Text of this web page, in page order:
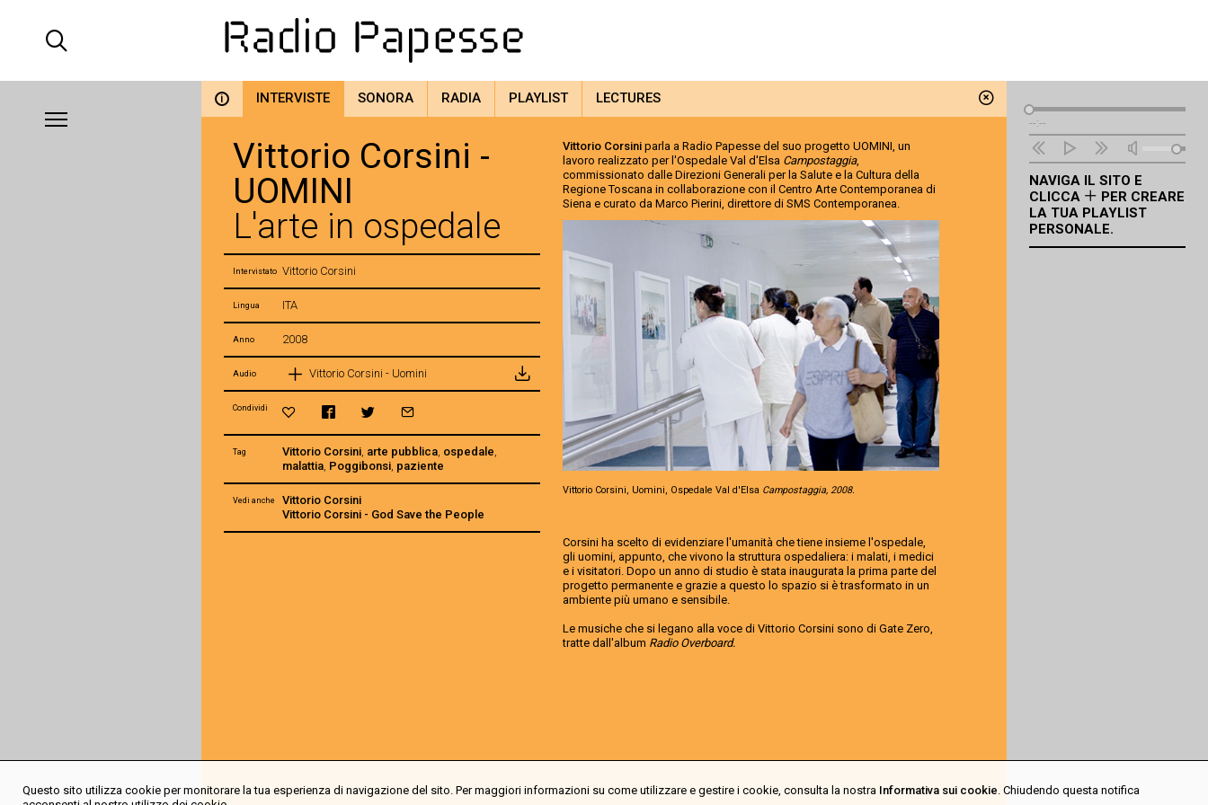
i INTERVISTE SONORA RADIA PLAYLIST LECTURES
Vittorio Corsini -
UOMINI
L'arte in ospedale
Intervistato Vittorio Corsini
Lingua ITA
Anno 2008
Audio Vittorio Corsini - Uomini
Condividi
Tag Vittorio Corsini, arte pubblica, ospedale,
malattia, Poggibonsi, paziente
Vedi anche
Vittorio Corsini
Vittorio Corsini - God Save the People
Vittorio Corsini parla a Radio Papesse del suo progetto UOMINI, un
lavoro realizzato per l'Ospedale Val d'Elsa Campostaggia,
commissionato dalle Direzioni Generali per la Salute e la Cultura della
Regione Toscana in collaborazione con il Centro Arte Contemporanea di
Siena e curato da Marco Pierini, direttore di SMS Contemporanea.
Vittorio Corsini, Uomini, Ospedale Val d'Elsa Campostaggia, 2008.
Corsini ha scelto di evidenziare l'umanità che tiene insieme l'ospedale,
gli uomini, appunto, che vivono la struttura ospedaliera: i malati, i medici
e i visitatori. Dopo un anno di studio è stata inaugurata la prima parte del
progetto permanente e grazie a questo lo spazio si è trasformato in un
ambiente più umano e sensibile.
Le musiche che si legano alla voce di Vittorio Corsini sono di Gate Zero,
tratte dall'album Radio Overboard.
Lettore
Audio
--:--
NAVIGA IL SITO E
CLICCA
PER CREARE
LA TUA PLAYLIST
PERSONALE.
Questo sito utilizza cookie per monitorare la tua esperienza di navigazione del sito. Per maggiori informazioni su come utilizzare e gestire i cookie, consulta la nostra Informativa sui cookie. Chiudendo questa notifica